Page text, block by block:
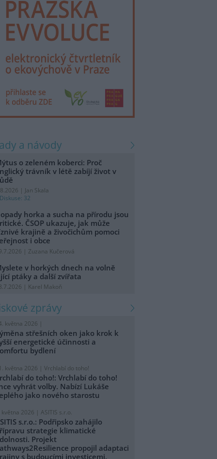
a návody
o zeleném koberci: Proč
trávník v létě zabíjí život v
| Jan Skala
Diskuse: 32
horka a sucha na přírodu jsou
ČSOP ukazuje, jak může
krajině a živočichům pomoci
i obce
| Zuzana Kučerová
v horkých dnech na volně
ptáky a další zvířata
| Karel Makoň
zprávy
května 2026 |
střešních oken jako krok k
energetické účinnosti a
bydlení
května 2026 | Vrchlabí do toho!
do toho!: Vrchlabí do toho!
vyhrát volby. Nabízí Lukáše
jako nového starostu
května 2026 | ASITIS s.r.o.
s.r.o.: Podřipsko zahájilo
strategie klimatické
Projekt
propojil adaptaci
s budoucími investicemi.